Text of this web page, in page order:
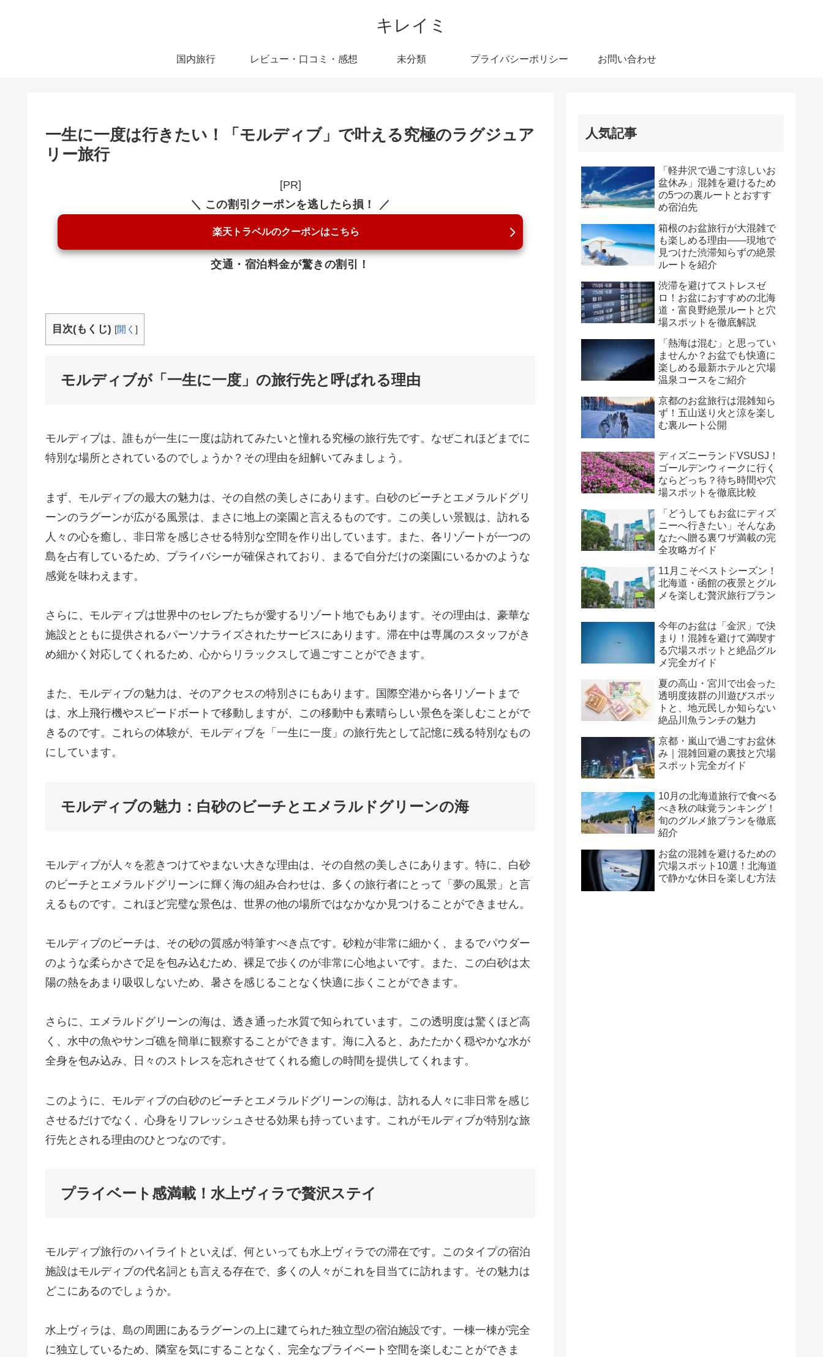
キレイミ
国内旅行 レビュー・口コミ・感想 未分類 プライバシーポリシー お問い合わせ
一生に一度は行きたい！「モルディブ」で叶える究極のラグジュア
リー旅行
[PR]
＼ この割引クーポンを逃したら損！ ／
楽天トラベルのクーポンはこちら
交通・宿泊料金が驚きの割引！
目次(もくじ) [開く ]
モルディブが「一生に一度」の旅行先と呼ばれる理由
モルディブは、誰もが一生に一度は訪れてみたいと憧れる究極の旅行先です。なぜこれほどまでに
特別な場所とされているのでしょうか？その理由を紐解いてみましょう。
まず、モルディブの最大の魅力は、その自然の美しさにあります。白砂のビーチとエメラルドグリ
ーンのラグーンが広がる風景は、まさに地上の楽園と言えるものです。この美しい景観は、訪れる
人々の心を癒し、非日常を感じさせる特別な空間を作り出しています。また、各リゾートが一つの
島を占有しているため、プライバシーが確保されており、まるで自分だけの楽園にいるかのような
感覚を味わえます。
さらに、モルディブは世界中のセレブたちが愛するリゾート地でもあります。その理由は、豪華な
施設とともに提供されるパーソナライズされたサービスにあります。滞在中は専属のスタッフがき
め細かく対応してくれるため、心からリラックスして過ごすことができます。
また、モルディブの魅力は、そのアクセスの特別さにもあります。国際空港から各リゾートまで
は、水上飛行機やスピードボートで移動しますが、この移動中も素晴らしい景色を楽しむことがで
きるのです。これらの体験が、モルディブを「一生に一度」の旅行先として記憶に残る特別なもの
にしています。
モルディブの魅力：白砂のビーチとエメラルドグリーンの海
モルディブが人々を惹きつけてやまない大きな理由は、その自然の美しさにあります。特に、白砂
のビーチとエメラルドグリーンに輝く海の組み合わせは、多くの旅行者にとって「夢の風景」と言
えるものです。これほど完璧な景色は、世界の他の場所ではなかなか見つけることができません。
モルディブのビーチは、その砂の質感が特筆すべき点です。砂粒が非常に細かく、まるでパウダー
のような柔らかさで足を包み込むため、裸足で歩くのが非常に心地よいです。また、この白砂は太
陽の熱をあまり吸収しないため、暑さを感じることなく快適に歩くことができます。
さらに、エメラルドグリーンの海は、透き通った水質で知られています。この透明度は驚くほど高
く、水中の魚やサンゴ礁を簡単に観察することができます。海に入ると、あたたかく穏やかな水が
全身を包み込み、日々のストレスを忘れさせてくれる癒しの時間を提供してくれます。
このように、モルディブの白砂のビーチとエメラルドグリーンの海は、訪れる人々に非日常を感じ
させるだけでなく、心身をリフレッシュさせる効果も持っています。これがモルディブが特別な旅
行先とされる理由のひとつなのです。
プライベート感満載！水上ヴィラで贅沢ステイ
モルディブ旅行のハイライトといえば、何といっても水上ヴィラでの滞在です。このタイプの宿泊
施設はモルディブの代名詞とも言える存在で、多くの人々がこれを目当てに訪れます。その魅力は
どこにあるのでしょうか。
水上ヴィラは、島の周囲にあるラグーンの上に建てられた独立型の宿泊施設です。一棟一棟が完全
に独立しているため、隣室を気にすることなく、完全なプライベート空間を楽しむことができま
人気記事
「軽井沢で過ごす涼しいお
盆休み」混雑を避けるため
の5つの裏ルートとおすす
め宿泊先
箱根のお盆旅行が大混雑で
も楽しめる理由――現地で
見つけた渋滞知らずの絶景
ルートを紹介
渋滞を避けてストレスゼ
ロ！お盆におすすめの北海
道・富良野絶景ルートと穴
場スポットを徹底解説
「熱海は混む」と思ってい
ませんか？お盆でも快適に
楽しめる最新ホテルと穴場
温泉コースをご紹介
京都のお盆旅行は混雑知ら
ず！五山送り火と涼を楽し
む裏ルート公開
ディズニーランドVSUSJ！
ゴールデンウィークに行く
ならどっち？待ち時間や穴
場スポットを徹底比較
「どうしてもお盆にディズ
ニーへ行きたい」そんなあ
なたへ贈る裏ワザ満載の完
全攻略ガイド
11月こそベストシーズン！
北海道・函館の夜景とグル
メを楽しむ贅沢旅行プラン
今年のお盆は「金沢」で決
まり！混雑を避けて満喫す
る穴場スポットと絶品グル
メ完全ガイド
夏の高山・宮川で出会った
透明度抜群の川遊びスポッ
トと、地元民しか知らない
絶品川魚ランチの魅力
京都・嵐山で過ごすお盆休
み｜混雑回避の裏技と穴場
スポット完全ガイド
10月の北海道旅行で食べる
べき秋の味覚ランキング！
旬のグルメ旅プランを徹底
紹介
お盆の混雑を避けるための
穴場スポット10選！北海道
で静かな休日を楽しむ方法